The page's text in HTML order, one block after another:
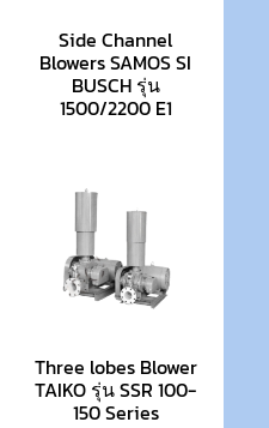
Side Channel
Blowers SAMOS SI
BUSCH รุ่น
1500/2200 E1
Three lobes Blower
TAIKO รุ่น SSR 100-
150 Series